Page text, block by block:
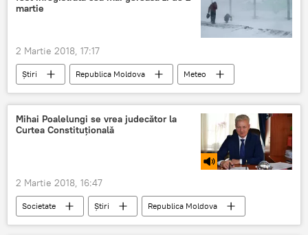
martie
2 Martie 2018, 17:17
Știri Republica Moldova
Meteo
Informații
recorduri meteo
Mihai Poalelungi se vrea judecător la
Curtea Constituțională
2 Martie 2018, 16:47
Societate Știri
Republica Moldova
Podcasturi
Chisinau